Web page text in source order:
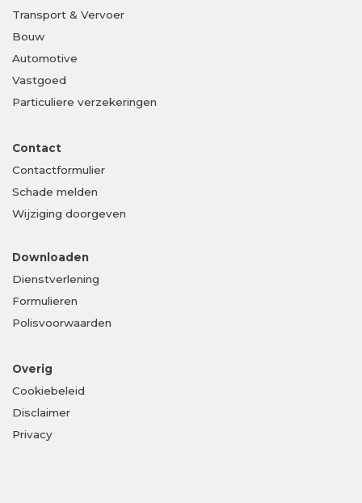
Transport & Vervoer
Bouw
Automotive
Vastgoed
Particuliere verzekeringen
Contact
Contactformulier
Schade melden
Wijziging doorgeven
Downloaden
Dienstverlening
Formulieren
Polisvoorwaarden
Overig
Cookiebeleid
Disclaimer
Privacy